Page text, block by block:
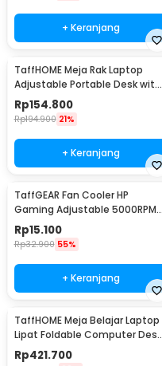
+ Keranjang
TaffHOME Meja Rak Laptop
Adjustable Portable Desk with 1
Rack - ND03
Rp154.800
Rp194.900 21%
+ Keranjang
TaffGEAR Fan Cooler HP
Gaming Adjustable 5000RPM
Kipas Pendingin 5V - G6
Rp15.100
Rp32.900 55%
+ Keranjang
TaffHOME Meja Belajar Laptop
Lipat Foldable Computer Desk
- BL-A53
Rp421.700